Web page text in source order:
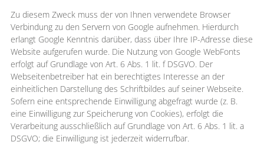
Zu diesem Zweck muss der von Ihnen verwendete Browser
Verbindung zu den Servern von Google aufnehmen. Hierdurch
erlangt Google Kenntnis darüber, dass über Ihre IP-Adresse diese
Website aufgerufen wurde. Die Nutzung von Google WebFonts
erfolgt auf Grundlage von Art. 6 Abs. 1 lit. f DSGVO. Der
Webseitenbetreiber hat ein berechtigtes Interesse an der
einheitlichen Darstellung des Schriftbildes auf seiner Webseite.
Sofern eine entsprechende Einwilligung abgefragt wurde (z. B.
eine Einwilligung zur Speicherung von Cookies), erfolgt die
Verarbeitung ausschließlich auf Grundlage von Art. 6 Abs. 1 lit. a
DSGVO; die Einwilligung ist jederzeit widerrufbar.